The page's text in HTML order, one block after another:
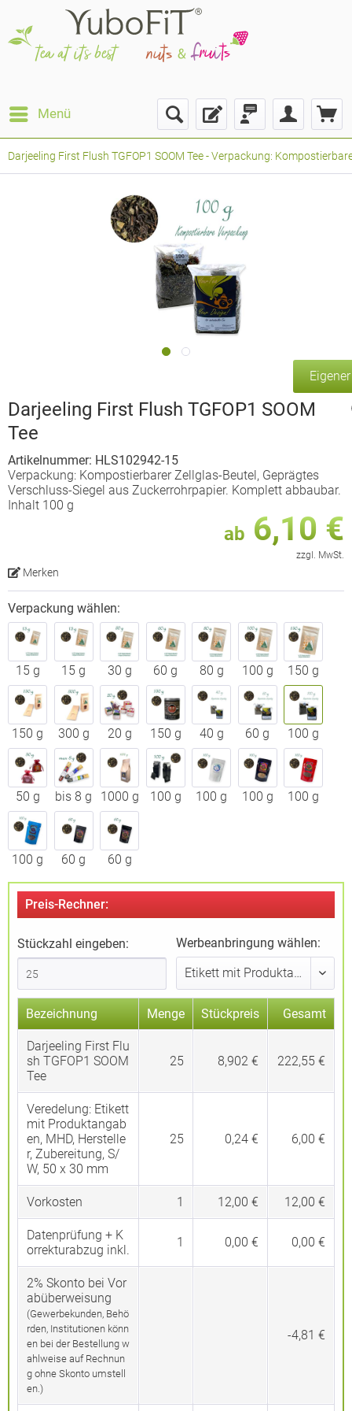
Menü
Darjeeling First Flush TGFOP1 SOOM Tee - Verpackung:
Darjeeling First Flush TGFOP1 SOOM
Tee
Artikelnummer: HLS102942-15
Verpackung: Kompostierbarer Zellglas-Beutel, Geprägtes
Verschluss-Siegel aus Zuckerrohrpapier. Komplett abbaubar.
Inhalt 100 g
ab 6,10 €
zzgl. MwSt.
Merken
Verpackung wählen:
15 g 15 g 30 g 60 g 80 g 100 g 150 g
150 g 300 g 20 g 150 g 40 g 60 g 100 g
50 g bis 8 g 1000 g 100 g 100 g 100 g 100 g
100 g 60 g 60 g
Preis-Rechner:
Stückzahl eingeben: Werbeanbringung wählen:
Bezeichnung Menge Stückpreis Gesamt
Darjeeling First Flu
sh TGFOP1 SOOM
Tee
25 8,902 € 222,55 €
Veredelung: Etikett
mit Produktangab
en, MHD, Herstelle
r, Zubereitung, S/
W, 50 x 30 mm
25 0,24 € 6,00 €
Vorkosten 1 12,00 € 12,00 €
Datenprüfung + K
orrekturabzug inkl.
1 0,00 € 0,00 €
2% Skonto bei Vor
abüberweisung
(Gewerbekunden, Behö
rden, Institutionen könn
en bei der Bestellung w
ahlweise auf Rechnun
g ohne Skonto umstell
en.)
-4,81 €